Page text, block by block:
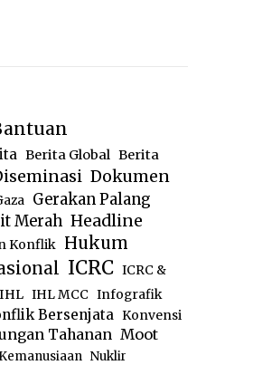
Berita Global Berita
Dokumen
Gerakan Palang
Merah Headline
Konflik Hukum
ICRC ICRC &
IHL IHL MCC Infografik
Bersenjata Konvensi
Tahanan Moot
Nuklir